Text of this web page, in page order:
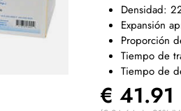
Densidad:
Expansión
Proporción
Tiempo de
Tiempo de
€ 41.91